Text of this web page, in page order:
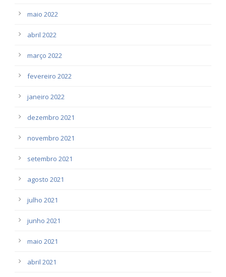
maio 2022
abril 2022
março 2022
fevereiro 2022
janeiro 2022
dezembro 2021
novembro 2021
setembro 2021
agosto 2021
julho 2021
junho 2021
maio 2021
abril 2021